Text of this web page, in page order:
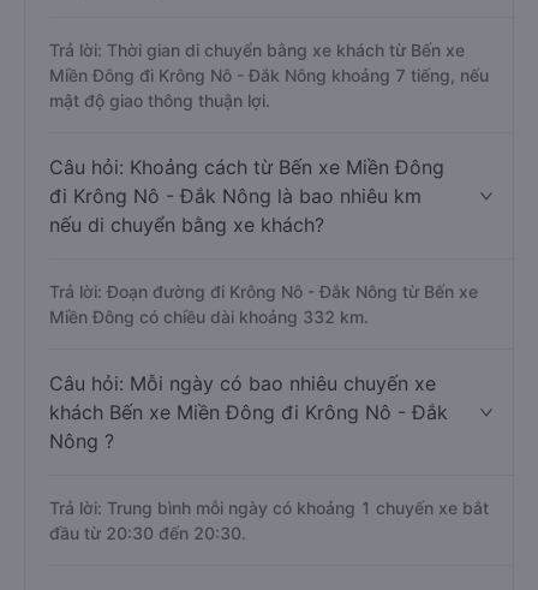
Trả lời: Thời gian di chuyển bằng xe khách từ Bến xe
Miền Đông đi Krông Nô - Đắk Nông khoảng 7 tiếng, nếu
mật độ giao thông thuận lợi.
Câu hỏi: Khoảng cách từ Bến xe Miền Đông
đi Krông Nô - Đắk Nông là bao nhiêu km
nếu di chuyển bằng xe khách?
Trả lời: Đoạn đường đi Krông Nô - Đắk Nông từ Bến xe
Miền Đông có chiều dài khoảng 332 km.
Câu hỏi: Mỗi ngày có bao nhiêu chuyến xe
khách Bến xe Miền Đông đi Krông Nô - Đắk
Nông ?
Trả lời: Trung bình mỗi ngày có khoảng 1 chuyến xe bắt
đầu từ 20:30 đến 20:30.